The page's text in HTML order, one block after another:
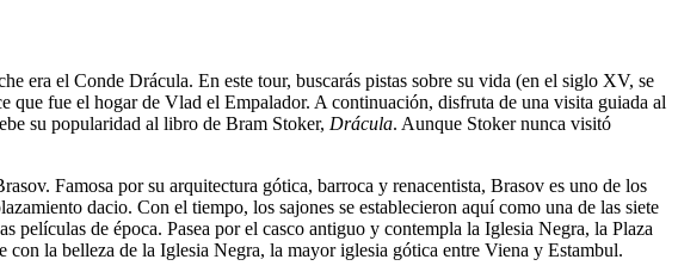
era el Conde Drácula. En este tour, buscarás pistas sobre su vida (en el siglo XV, se
fue el hogar de Vlad el Empalador. A continuación, disfruta de una visita guiada al
su popularidad al libro de Bram Stoker, Drácula. Aunque Stoker nunca visitó
Famosa por su arquitectura gótica, barroca y renacentista, Brasov es uno de los
dacio. Con el tiempo, los sajones se establecieron aquí como una de las siete
de época. Pasea por el casco antiguo y contempla la Iglesia Negra, la Plaza
la belleza de la Iglesia Negra, la mayor iglesia gótica entre Viena y Estambul.